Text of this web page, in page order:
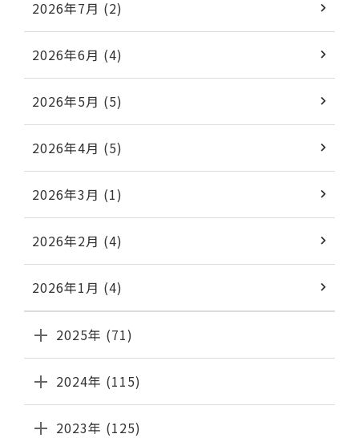
2026年7月 (2)
2026年6月 (4)
2026年5月 (5)
2026年4月 (5)
2026年3月 (1)
2026年2月 (4)
2026年1月 (4)
2025年 (71)
2024年 (115)
2023年 (125)